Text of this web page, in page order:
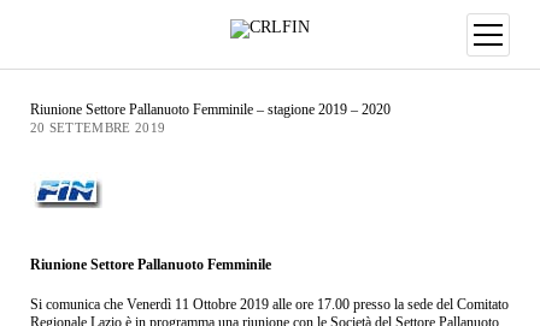
Riunione Settore Pallanuoto Femminile – stagione 2019 – 2020
20 SETTEMBRE 2019
Riunione Settore Pallanuoto Femminile
Si comunica che Venerdì 11 Ottobre 2019 alle ore 17.00 presso la sede del Comitato
Regionale Lazio è in programma una riunione con le Società del Settore Pallanuoto